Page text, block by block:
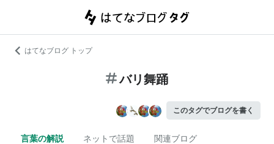
はてなブログ トップ
バリ舞踊
このタグでブログを書く
言葉の解説 ネットで話題 関連ブログ